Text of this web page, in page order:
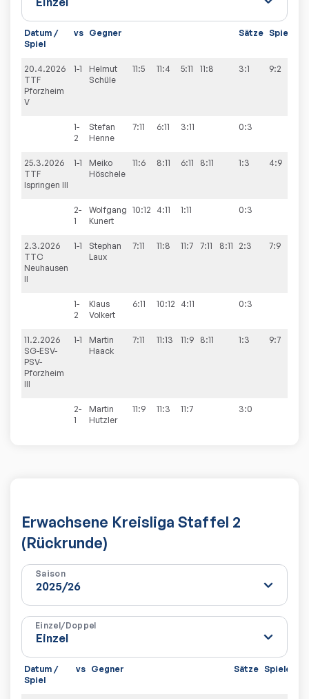
Datum /
Spiel
vs Gegner Sätze Spiele
20.4.2026
TTF
Pforzheim
V
1-1
Helmut
Schüle
11:5 11:4 5:11 11:8 3:1 9:2
1-
2
Stefan
Henne
7:11 6:11 3:11 0:3
25.3.2026
TTF
Ispringen III
1-1
Meiko
Höschele
11:6 8:11 6:11 8:11 1:3 4:9
2-
1
Wolfgang
Kunert
10:12 4:11 1:11 0:3
2.3.2026
TTC
Neuhausen
II
1-1
Stephan
Laux
7:11 11:8 11:7 7:11 8:11 2:3 7:9
1-
2
Klaus
Volkert
6:11 10:12 4:11 0:3
11.2.2026
SG-ESV-
PSV-
Pforzheim
III
1-1
Martin
Haack
7:11 11:13 11:9 8:11 1:3 9:7
2-
1
Martin
Hutzler
11:9 11:3 11:7 3:0
Erwachsene Kreisliga Staffel 2
(Rückrunde)
Saison
Einzel/Doppel
Datum /
Spiel
vs Gegner Sätze Spiele